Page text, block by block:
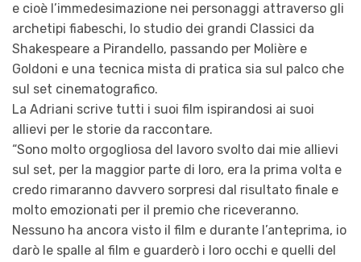
e cioè l’immedesimazione nei personaggi attraverso gli
archetipi fiabeschi, lo studio dei grandi Classici da
Shakespeare a Pirandello, passando per Molière e
Goldoni e una tecnica mista di pratica sia sul palco che
sul set cinematografico.
La Adriani scrive tutti i suoi film ispirandosi ai suoi
allievi per le storie da raccontare.
“Sono molto orgogliosa del lavoro svolto dai mie allievi
sul set, per la maggior parte di loro, era la prima volta e
credo rimaranno davvero sorpresi dal risultato finale e
molto emozionati per il premio che riceveranno.
Nessuno ha ancora visto il film e durante l’anteprima, io
darò le spalle al film e guarderò i loro occhi e quelli del